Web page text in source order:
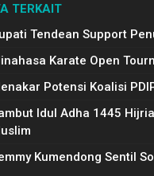
TERKAIT
Tendean Support
Karate Open
Potensi Koalisi
Idul Adha 1445
Kumendong Sentil